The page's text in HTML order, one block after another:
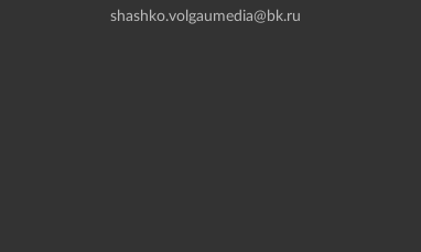
shashko.volgaumedia@bk.ru